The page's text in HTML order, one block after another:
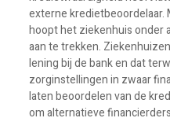
externe kredietbeoordelaar.
hoopt het ziekenhuis onder
aan te trekken.
lening bij de bank en dat
zorginstellingen in zwaar
laten beoordelen van de
om alternatieve